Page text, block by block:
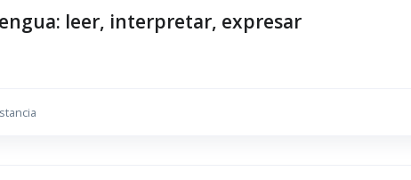
leer, interpretar, expresar